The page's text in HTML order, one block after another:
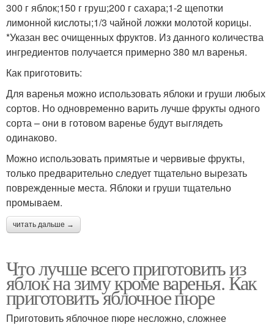
300 г яблок;150 г груш;200 г сахара;1-2 щепотки
лимонной кислоты;1/3 чайной ложки молотой корицы.
*Указан вес очищенных фруктов. Из данного количества
ингредиентов получается примерно 380 мл варенья.
Как приготовить:
Для варенья можно использовать яблоки и груши любых
сортов. Но одновременно варить лучше фрукты одного
сорта – они в готовом варенье будут выглядеть
одинаково.
Можно использовать примятые и червивые фрукты,
только предварительно следует тщательно вырезать
поврежденные места. Яблоки и груши тщательно
промываем.
читать дальше →
Что лучше всего приготовить из
яблок на зиму кроме варенья. Как
приготовить яблочное пюре
Приготовить яблочное пюре несложно, сложнее